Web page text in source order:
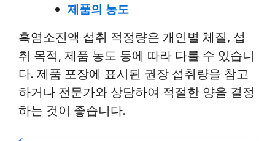
제품의 농도
흑염소진액 섭취 적정량은 개인별 체질, 섭
취 목적, 제품 농도 등에 따라 다를 수 있습니
다. 제품 포장에 표시된 권장 섭취량을 참고
하거나 전문가와 상담하여 적절한 양을 결정
하는 것이 좋습니다.